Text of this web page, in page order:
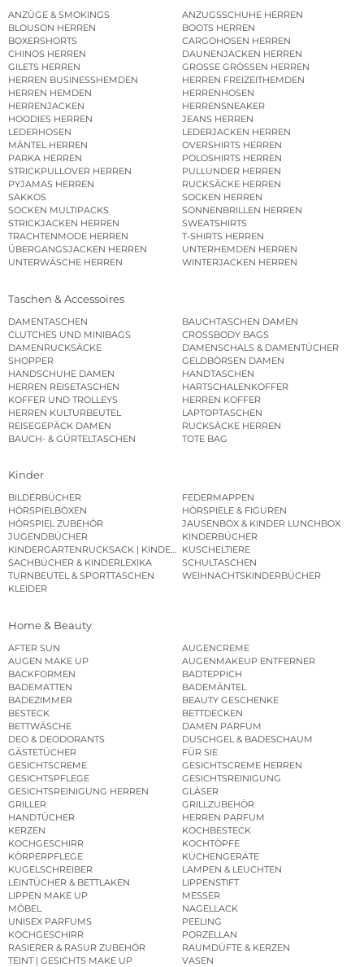
ANZÜGE & SMOKINGS
ANZUGSSCHUHE HERREN
BLOUSON HERREN
BOOTS HERREN
BOXERSHORTS
CARGOHOSEN HERREN
CHINOS HERREN
DAUNENJACKEN HERREN
GILETS HERREN
GROSSE GRÖSSEN HERREN
HERREN BUSINESSHEMDEN
HERREN FREIZEITHEMDEN
HERREN HEMDEN
HERRENHOSEN
HERRENJACKEN
HERRENSNEAKER
HOODIES HERREN
JEANS HERREN
LEDERHOSEN
LEDERJACKEN HERREN
MÄNTEL HERREN
OVERSHIRTS HERREN
PARKA HERREN
POLOSHIRTS HERREN
STRICKPULLOVER HERREN
PULLUNDER HERREN
PYJAMAS HERREN
RUCKSÄCKE HERREN
SAKKOS
SOCKEN HERREN
SOCKEN MULTIPACKS
SONNENBRILLEN HERREN
STRICKJACKEN HERREN
SWEATSHIRTS
TRACHTENMODE HERREN
T-SHIRTS HERREN
ÜBERGANGSJACKEN HERREN
UNTERHEMDEN HERREN
UNTERWÄSCHE HERREN
WINTERJACKEN HERREN
Taschen & Accessoires
DAMENTASCHEN
BAUCHTASCHEN DAMEN
CLUTCHES UND MINIBAGS
CROSSBODY BAGS
DAMENRUCKSÄCKE
DAMENSCHALS & DAMENTÜCHER
SHOPPER
GELDBÖRSEN DAMEN
HANDSCHUHE DAMEN
HANDTASCHEN
HERREN REISETASCHEN
HARTSCHALENKOFFER
KOFFER UND TROLLEYS
HERREN KOFFER
HERREN KULTURBEUTEL
LAPTOPTASCHEN
REISEGEPÄCK DAMEN
RUCKSÄCKE HERREN
BAUCH- & GÜRTELTASCHEN
TOTE BAG
Kinder
BILDERBÜCHER
FEDERMAPPEN
HÖRSPIELBOXEN
HÖRSPIELE & FIGUREN
HÖRSPIEL ZUBEHÖR
JAUSENBOX & KINDER LUNCHBOX
JUGENDBÜCHER
KINDERBÜCHER
KINDERGARTENRUCKSACK | KINDERGARTENBEUTEL
KUSCHELTIERE
SACHBÜCHER & KINDERLEXIKA
SCHULTASCHEN
TURNBEUTEL & SPORTTASCHEN
WEIHNACHTSKINDERBÜCHER
KLEIDER
Home & Beauty
AFTER SUN
AUGENCREME
AUGEN MAKE UP
AUGENMAKEUP ENTFERNER
BACKFORMEN
BADTEPPICH
BADEMATTEN
BADEMÄNTEL
BADEZIMMER
BEAUTY GESCHENKE
BESTECK
BETTDECKEN
BETTWÄSCHE
DAMEN PARFUM
DEO & DEODORANTS
DUSCHGEL & BADESCHAUM
GÄSTETÜCHER
FÜR SIE
GESICHTSCREME
GESICHTSCREME HERREN
GESICHTSPFLEGE
GESICHTSREINIGUNG
GESICHTSREINIGUNG HERREN
GLÄSER
GRILLER
GRILLZUBEHÖR
HANDTÜCHER
HERREN PARFUM
KERZEN
KOCHBESTECK
KOCHGESCHIRR
KOCHTÖPFE
KÖRPERPFLEGE
KÜCHENGERÄTE
KUGELSCHREIBER
LAMPEN & LEUCHTEN
LEINTÜCHER & BETTLAKEN
LIPPENSTIFT
LIPPEN MAKE UP
MESSER
MÖBEL
NAGELLACK
UNISEX PARFUMS
PEELING
KOCHGESCHIRR
PORZELLAN
RASIERER & RASUR ZUBEHÖR
RAUMDÜFTE & KERZEN
TEINT | GESICHTS MAKE UP
VASEN